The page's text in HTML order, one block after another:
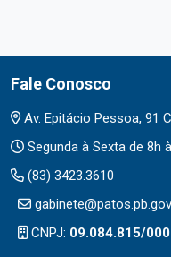
Fale Conosco
Av. Epitácio Pessoa, 91
Segunda à Sexta de 8h
(83) 3423.3610
CNPJ: 09.084.815/